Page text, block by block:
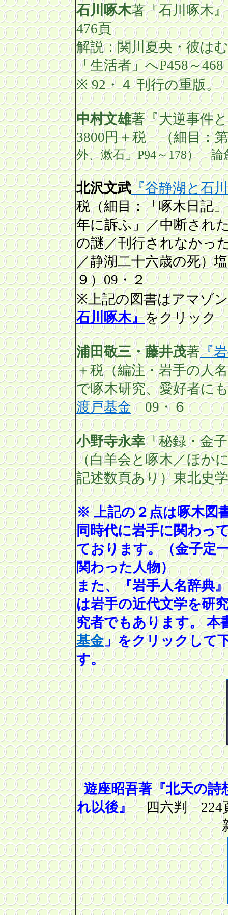
石川啄木著『石川啄木
476頁
解説：関川夏央・彼は
「生活者」へP458～468
※ 92・４ 刊行の重
中村文雄著『大逆事件
3800円＋税 （細目：
外、漱石」P94～178）
北沢文武『谷静湖と石
税（細目：「啄木日記
年に訴ふ」／中断され
の謎／刊行されなかっ
／静湖二十六歳の死）
９）09・２
※上記の図書はアマゾ
石川啄木』をクリック
浦田敬三・藤井茂著『
＋税（編注・岩手の人
で啄木研究、愛好者
渡戸基金
09・６
小野寺永幸『秘録・金
（白羊会と啄木／ほか
記述数頁あり）東北史
※ 上記の２点は啄木図
同時代に岩手に関わっ
ております。（金子定
関わった人物）
また、『岩手人名辞典
は岩手の近代文学を研
究者でもあります。 本
基金」をクリックして
す。
遊座昭吾著『北天の
れ以後』四六判 224